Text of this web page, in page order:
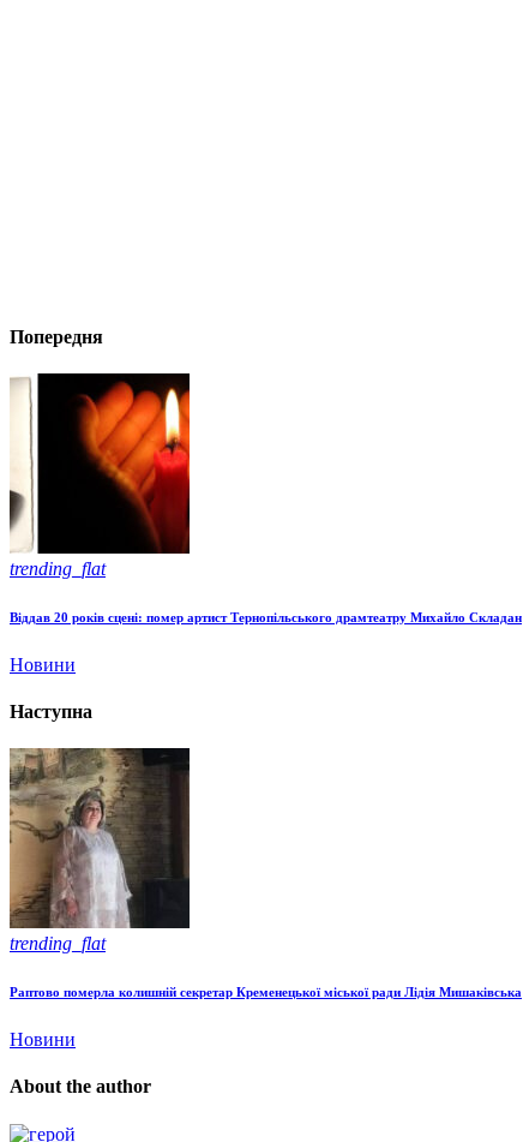
Попередня
trending_flat
Віддав 20 років сцені: помер артист Тернопільського драмтеатру Михайло Складан
Новини
Наступна
trending_flat
Раптово померла колишній секретар Кременецької міської ради Лідія Мишаківська
Новини
About the author